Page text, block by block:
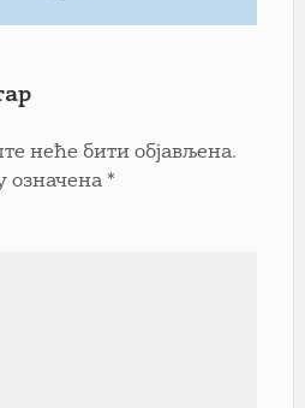
неће бити објављена.
означена *